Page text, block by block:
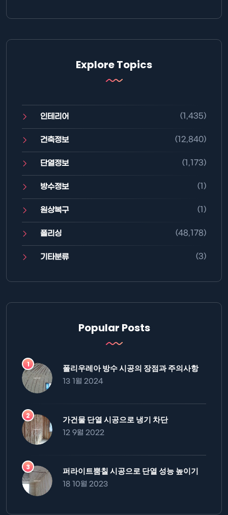
Explore Topics
인테리어 (1,435)
건축정보 (12,840)
단열정보 (1,173)
방수정보 (1)
원상복구 (1)
폴리싱 (48,178)
기타분류 (3)
Popular Posts
폴리우레아 방수 시공의 장점과 주의사항
13 1월 2024
가건물 단열 시공으로 냉기 차단
12 9월 2022
퍼라이트뿜칠 시공으로 단열 성능 높이기
18 10월 2023